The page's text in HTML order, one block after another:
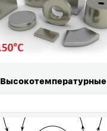
Высокотемпературные